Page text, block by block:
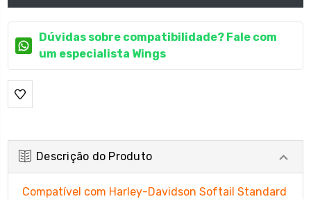
Dúvidas sobre compatibilidade? Fale com
um especialista Wings
Descrição do Produto
Compatível com Harley-Davidson Softail Standard